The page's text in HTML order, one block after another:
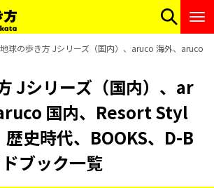
地球の歩き方 Jシリーズ（国内）、aruco 海外、aruco
Jシリーズ（国内）、ar
国内、Resort Styl
史時代、BOOKS、D-B
ブック一覧